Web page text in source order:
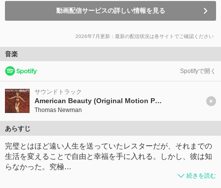
動画配信サービスの詳しい情報を見る
2026年7月更新：最新の配信状況は各サイトでご確認ください
音楽
Spotifyで開く
サウンドトラック
American Beauty (Original Motion Picture Score)
Thomas Newman
あらすじ
完璧とはほど遠い人生を送っていたレスターだが、それまでの
生活を変えることで自由と幸福を手に入れる。しかし、彼は知
らなかった。究極…
続きを読む